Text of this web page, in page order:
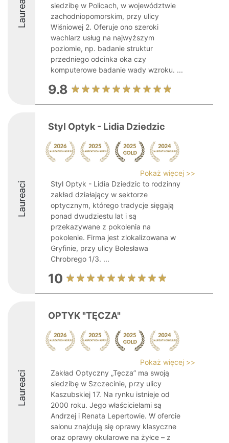
Laureaci
siedzibę w Policach, w województwie
zachodniopomorskim, przy ulicy
Wiśniowej 2. Oferuje ono szeroki
wachlarz usług na najwyższym
poziomie, np. badanie struktur
przedniego odcinka oka czy
komputerowe badanie wady wzroku. ...
9.8
Laureaci
Styl Optyk - Lidia Dziedzic
Pokaż więcej >>
Styl Optyk - Lidia Dziedzic to rodzinny
zakład działający w sektorze
optycznym, którego tradycje sięgają
ponad dwudziestu lat i są
przekazywane z pokolenia na
pokolenie. Firma jest zlokalizowana w
Gryfinie, przy ulicy Bolesława
Chrobrego 1/3. ...
10
Laureaci
OPTYK "TĘCZA"
Pokaż więcej >>
Zakład Optyczny „Tęcza” ma swoją
siedzibę w Szczecinie, przy ulicy
Kaszubskiej 17. Na rynku istnieje od
2000 roku. Jego właścicielami są
Andrzej i Renata Lepertowie. W ofercie
salonu znajdują się oprawy klasyczne
oraz oprawy okularowe na żyłce – z